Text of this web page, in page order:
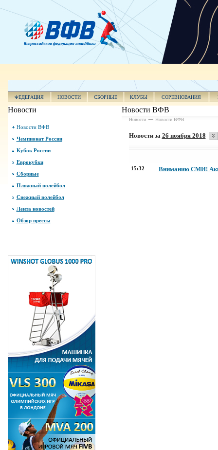
ФЕДЕРАЦИЯ НОВОСТИ СБОРНЫЕ КЛУБЫ СОРЕВНОВАНИЯ
Новости
Новости ВФВ
Чемпионат России
Кубок России
Еврокубки
Сборные
Пляжный волейбол
Снежный волейбол
Лента новостей
Обзор прессы
Новости ВФВ
Новости Новости ВФВ
Новости за 26 ноября 2018
15:32 Вниманию СМИ!